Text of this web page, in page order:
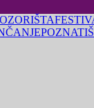
POZNATI